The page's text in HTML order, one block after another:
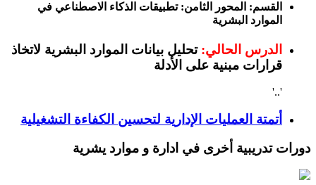
القسم: المحور الثامن: تطبيقات الذكاء الاصطناعي في
الموارد البشرية
الدرس الحالي: تحليل بيانات الموارد البشرية لاتخاذ
قرارات مبنية على الأدلة
'..'
أتمتة العمليات الإدارية لتحسين الكفاءة التشغيلية
دورات تدريبية أخرى في ادارة و موارد يشرية